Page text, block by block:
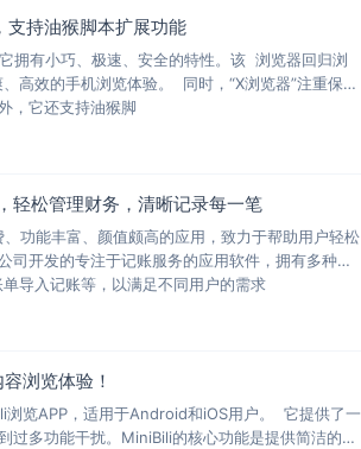
支持油猴脚本扩展功能
拥有小巧、极速、安全的特性。该 浏览器回归浏
高效的手机浏览体验。 同时，“X浏览器”注重保护
，它还支持油猴脚
轻松管理财务，清晰记录每一笔
功能丰富、颜值颇高的应用，致力于帮助用户轻松
开发的专注于记账服务的应用软件，拥有多种记
导入记账等，以满足不同用户的需求
浏览体验！
览APP，适用于Android和iOS用户。 它提供了一
过多功能干扰。MiniBili的核心功能是提供简洁的B